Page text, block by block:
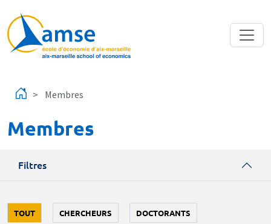
Membres
Membres
Filtres
TOUT CHERCHEURS DOCTORANTS